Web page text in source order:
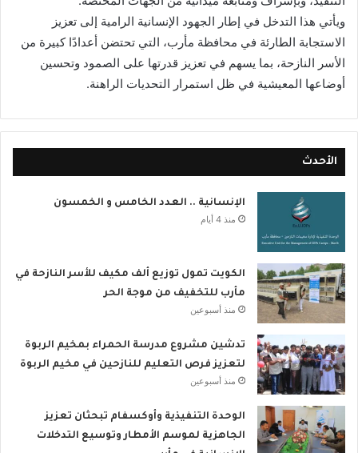
ويأتي هذا التدخل في إطار الجهود الإنسانية الرامية إلى تعزيز
الاستجابة الطارئة في محافظة مأرب، التي تحتضن أعدادًا كبيرة من
الأسر النازحة، بما يسهم في تعزيز قدرتها على الصمود وتحسين
أوضاعها المعيشية في ظل استمرار التحديات الراهنة.
الأحدث
الإنسانية .. العدد الخامس و الخمسون
منذ 4 أيام
الكويت تمول توزيع ألف مكيف للأسر النازحة في
مأرب للتخفيف من موجة الحر
منذ أسبوعين
تدشين مشروع مدرسة الحمراء بمخيم الربوة
لتعزيز فرص التعليم للنازحين في مخيم الربوة
منذ أسبوعين
الوحدة التنفيذية وأوكسفام تبحثان تعزيز
الجاهزية لموسم الأمطار وتوسيع التدخلات